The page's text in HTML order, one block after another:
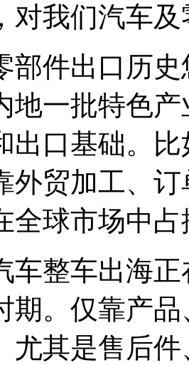
对我们汽车
部件出口历
地一批特色
出口基础。
外贸加工、
全球市场中
车整车出海
期。仅靠产
尤其是售后